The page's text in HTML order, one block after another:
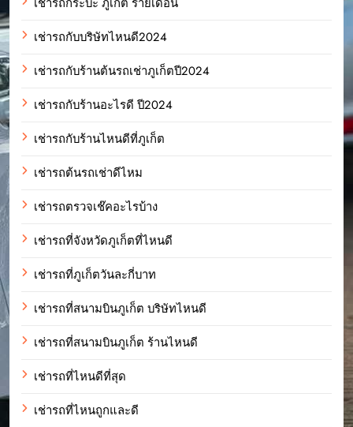
เช่ารถกับบริษัทไหนดี2024
เช่ารถกับร้านต้นรถเช่าภูเก็ตปี2024
เช่ารถกับร้านอะไรดี ปี2024
เช่ารถกับร้านไหนดีที่ภูเก็ต
เช่ารถต้นรถเช่าดีไหม
เช่ารถตรวจเช๊คอะไรบ้าง
เช่ารถที่จังหวัดภูเก็ตที่ไหนดี
เช่ารถที่ภูเก็ตวันละกี่บาท
เช่ารถที่สนามบินภูเก็ต บริษัทไหนดี
เช่ารถที่สนามบินภูเก็ต ร้านไหนดี
เช่ารถที่ไหนดีที่สุด
เช่ารถที่ไหนถูกและดี